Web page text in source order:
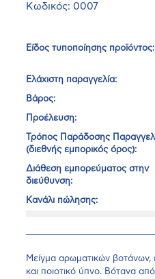
Κωδικός: 0007
Είδος τυποποίησης προϊόντος:
Ελάχιστη παραγγελία:
Βάρος:
Προέλευση:
Τρόπος Παράδοσης
(διεθνής εμπορικός όρος):
Διάθεση εμπορεύματος στην
διεύθυνση:
Κανάλι πώλησης:
Μείγμα αρωματικών βοτάνων,
και ποιοτικό ύπνο. Βότανα